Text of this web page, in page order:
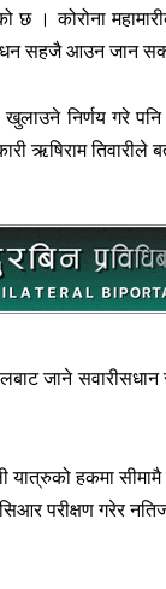
छ । कोरोना
सहजै आउन जान
निर्णय गरे
ऋषिराम तिवारीले
जाने
यात्रुको हकमा
परीक्षण गरेर